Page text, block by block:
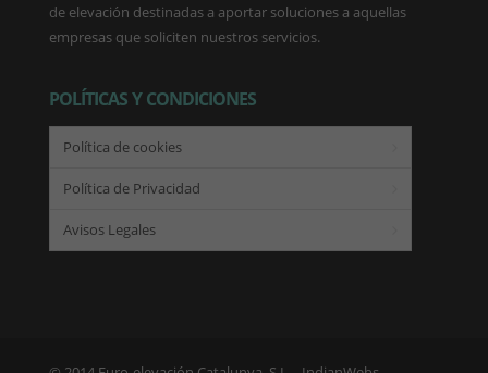
de elevación destinadas a aportar soluciones a aquellas
empresas que soliciten nuestros servicios.
POLÍTICAS Y CONDICIONES
Política de cookies
Política de Privacidad
Avisos Legales